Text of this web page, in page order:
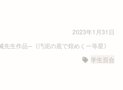
2023年1月31日
先生作品─《汚泥の底で煌めく一等星》
学生百合